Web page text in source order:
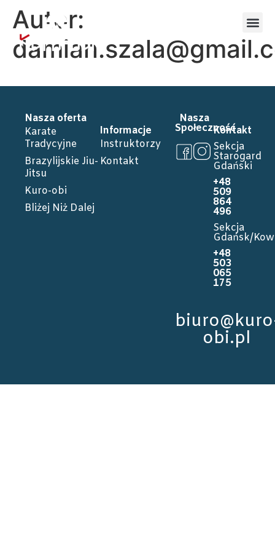
Autor:
Nasza oferta
Karate
Tradycyjne
Brazylijskie Jiu-
Jitsu
Kuro-obi
Bliżej Niż Dalej
Informacje
Instruktorzy
Kontakt
Nasza
Społeczność
Kontakt
Sekcja
Starogard
Gdański
+48
509
864
496
Sekcja
Gdańsk/
+48
503
065
175
obi.pl